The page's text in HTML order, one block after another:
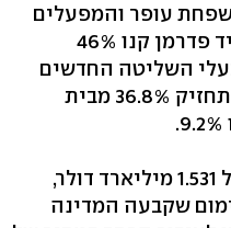
עופר והמפעלים
הפטרוכימיים שבשליטת דיוויד פדרמן קנו 46%
השליטה החדשים
בבז"ן חיפה. החברה לישראל תחזיק 36.8% מבית
בז"ן נמכרה לפי שווי חברה של 1.531 מיליארד דולר,
המינימום שקבעה המדינה